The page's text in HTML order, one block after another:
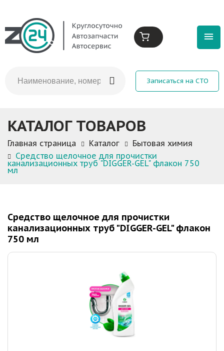
Записаться на СТО
КАТАЛОГ ТОВАРОВ
Главная страница Каталог
Бытовая химия
Средство щелочное для прочистки
канализационных труб "DIGGER-GEL" флакон 750
мл
Средство щелочное для прочистки
канализационных труб "DIGGER-GEL" флакон
750 мл